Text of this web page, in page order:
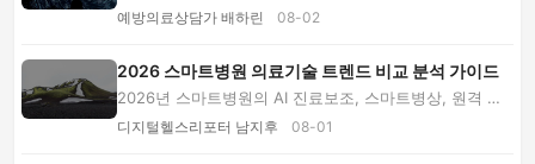
검진 병원 선택, 추가 검사, 비용 확인, 준비사...
예방의료상담가 배하린 08-02
2026 스마트병원 의료기술 트렌드 비교 분석 가이드
2026년 스마트병원의 AI 진료보조, 스마트병상, 원격 건
강관리와 개인정보 보호 흐름을 비교하고 환자가...
디지털헬스리포터 남지후 08-01